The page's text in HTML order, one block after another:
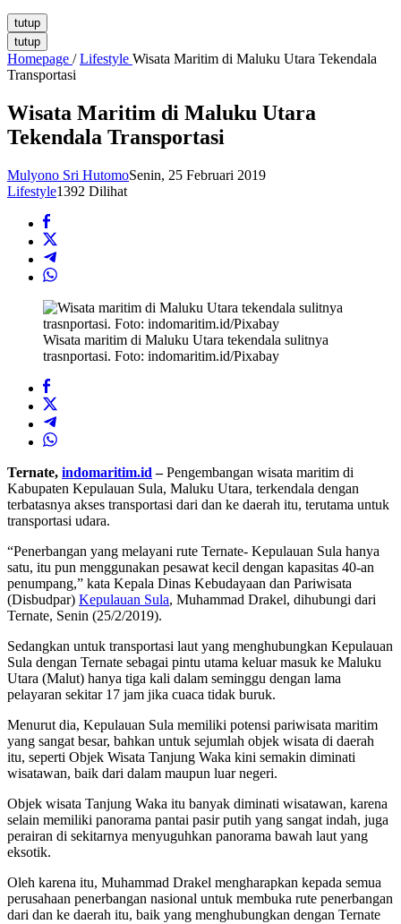
tutup
tutup
Homepage / Lifestyle Wisata Maritim di Maluku Utara Tekendala
Transportasi
Wisata Maritim di Maluku Utara
Tekendala Transportasi
Mulyono Sri HutomoSenin, 25 Februari 2019
Lifestyle1392 Dilihat
Wisata maritim di Maluku Utara tekendala sulitnya
trasnportasi. Foto: indomaritim.id/Pixabay
Ternate, indomaritim.id –Pengembangan wisata maritim di
Kabupaten Kepulauan Sula, Maluku Utara, terkendala dengan
terbatasnya akses transportasi dari dan ke daerah itu, terutama untuk
transportasi udara.
“Penerbangan yang melayani rute Ternate- Kepulauan Sula hanya
satu, itu pun menggunakan pesawat kecil dengan kapasitas 40-an
penumpang,” kata Kepala Dinas Kebudayaan dan Pariwisata
(Disbudpar) Kepulauan Sula, Muhammad Drakel, dihubungi dari
Ternate, Senin (25/2/2019).
Sedangkan untuk transportasi laut yang menghubungkan Kepulauan
Sula dengan Ternate sebagai pintu utama keluar masuk ke Maluku
Utara (Malut) hanya tiga kali dalam seminggu dengan lama
pelayaran sekitar 17 jam jika cuaca tidak buruk.
Menurut dia, Kepulauan Sula memiliki potensi pariwisata maritim
yang sangat besar, bahkan untuk sejumlah objek wisata di daerah
itu, seperti Objek Wisata Tanjung Waka kini semakin diminati
wisatawan, baik dari dalam maupun luar negeri.
Objek wisata Tanjung Waka itu banyak diminati wisatawan, karena
selain memiliki panorama pantai pasir putih yang sangat indah, juga
perairan di sekitarnya menyuguhkan panorama bawah laut yang
eksotik.
Oleh karena itu, Muhammad Drakel mengharapkan kepada semua
perusahaan penerbangan nasional untuk membuka rute penerbangan
dari dan ke daerah itu, baik yang menghubungkan dengan Ternate